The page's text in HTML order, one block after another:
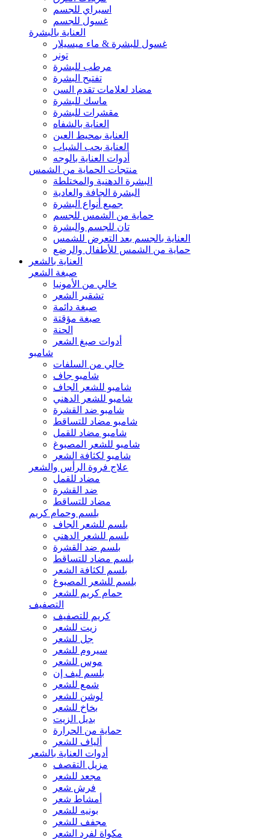
اسبراي للجسم
غسول للجسم
العناية بالبشرة
غسول للبشرة & ماء ميسيلار
تونر
مرطب للبشرة
تفتيح البشرة
مضاد لعلامات تقدم السن
ماسك للبشرة
مقشرات للبشرة
العناية بالشفاه
العناية بمحيط العين
العناية بحب الشباب
أدوات العناية بالوجه
منتجات الحماية من الشمس
البشرة الدهنية والمختلطة
البشرة الجافة والعادية
جميع أنواع البشرة
حماية من الشمس للجسم
تان للجسم والبشرة
العناية بالجسم بعد التعرض للشمس
حماية من الشمس للأطفال والرضع
العناية بالشعر
صبغة الشعر
خالي من الأمونيا
تشقير الشعر
صبغة دائمة
صبغة مؤقتة
الحنة
أدوات صبغ الشعر
شامبو
خالي من السلفات
شامبو جاف
شامبو للشعر الجاف
شامبو للشعر الدهني
شامبو ضد القشرة
شامبو مضاد للتساقط
شامبو مضاد للقمل
شامبو للشعر المصبوغ
شامبو لكثافة الشعر
علاج فروة الرأس والشعر
مضاد للقمل
ضد القشرة
مضاد للتساقط
بلسم وحمام كريم
بلسم للشعر الجاف
بلسم للشعر الدهني
بلسم ضد القشرة
بلسم مضاد للتساقط
بلسم لكثافة الشعر
بلسم للشعر المصبوغ
حمام كريم للشعر
التصفيف
كريم للتصفيف
زيت للشعر
جل للشعر
سيروم للشعر
موس للشعر
بلسم ليف إن
شمع للشعر
لوشن للشعر
بخاخ للشعر
بديل الزيت
حماية من الحرارة
ألياف للشعر
أدوات العناية بالشعر
مزيل التقصف
مجعد للشعر
فرش شعر
أمشاط شعر
بونيه للشعر
مجفف للشعر
مكواة لفرد الشعر